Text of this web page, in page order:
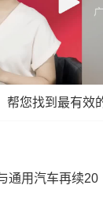
帮您找到最有效
通用汽车再续20